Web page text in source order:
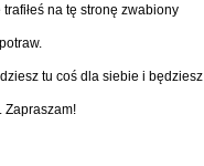
na tę stronę zwabiony
tu coś dla siebie i będziesz
Zapraszam!